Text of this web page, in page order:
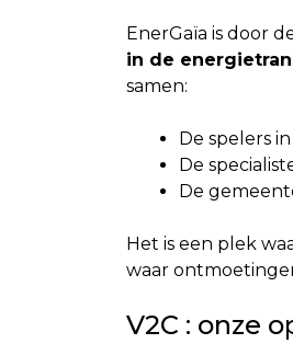
EnerGaïa is door
in de
samen:
De spelers
De
De
Het is een plek
waar
V2C : onze